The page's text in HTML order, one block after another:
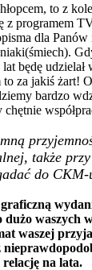
to z
z programem
dla
będę udzielał
to za jakiś żart!
bardzo
także
do
graficzną
dużo waszych
waszej
na lata.